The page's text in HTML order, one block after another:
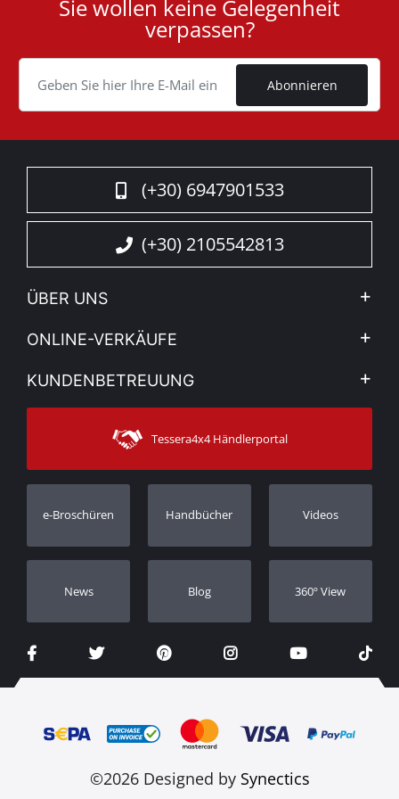
Cookie
Sie wollen keine Gelegenheit
verpassen?
Abonnieren
(+30) 6947901533
(+30) 2105542813
ÜBER UNS
Firma
Sehen Sie unsere Nachrichten
Sitemap
ONLINE-VERKÄUFE
Mein Konto
Versandarten
KUNDENBETREUUNG
Kontakt
Kundendienst
Bestellung verfolgen
Händler
Tessera4x4 Händlerportal
e-Broschüren Handbücher Videos
Νews Blog 360º View
©2026 Designed by Synectics